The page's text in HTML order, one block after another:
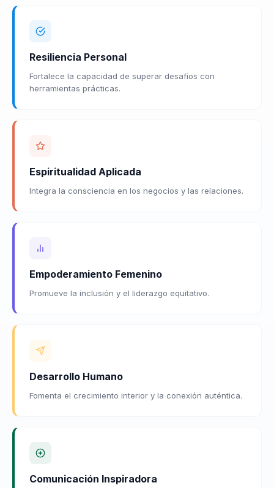
Resiliencia Personal
Fortalece la capacidad de superar desafíos con
herramientas prácticas.
Espiritualidad Aplicada
Integra la consciencia en los negocios y las relaciones.
Empoderamiento Femenino
Promueve la inclusión y el liderazgo equitativo.
Desarrollo Humano
Fomenta el crecimiento interior y la conexión auténtica.
Comunicación Inspiradora